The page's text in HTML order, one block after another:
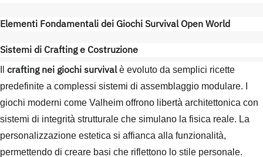
Elementi Fondamentali dei Giochi Survival Open World
Sistemi di Crafting e Costruzione
crafting nei giochi survivalè evoluto da semplici ricette
predefinite a complessi sistemi di assemblaggio modulare. I
giochi moderni come Valheim offrono libertà architettonica con
sistemi di integrità strutturale che simulano la fisica reale. La
personalizzazione estetica si affianca alla funzionalità,
permettendo di creare basi che riflettono lo stile personale.